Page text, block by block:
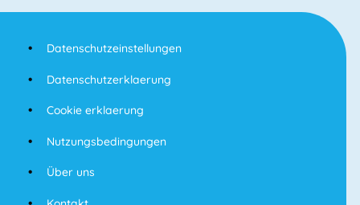
Datenschutzeinstellungen
Datenschutzerklaerung
Cookie erklaerung
Nutzungsbedingungen
Über uns